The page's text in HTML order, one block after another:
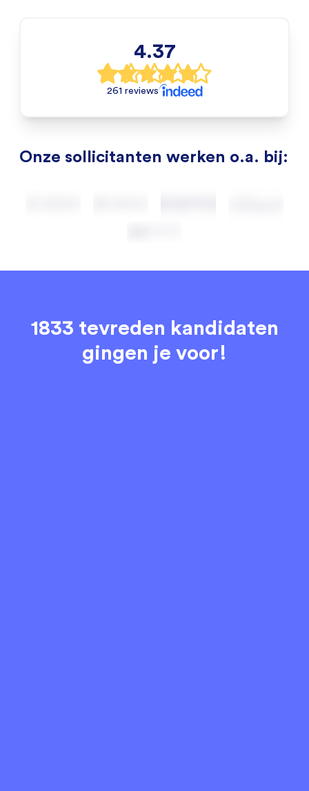
4.37
261 reviews
Onze sollicitanten werken o.a. bij:
1833 tevreden kandidaten
gingen je voor!